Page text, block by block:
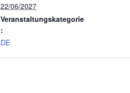
22/06/2027
Veranstaltungskategorie
:
DE